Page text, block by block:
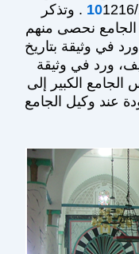
10 1216/1801 . وتذكر
الجامع نحصى منهم
في وثيقة بتاريخ
الضيف، ورد في وثيقة
الجامع الكبير إلى
عند وكيل الجامع